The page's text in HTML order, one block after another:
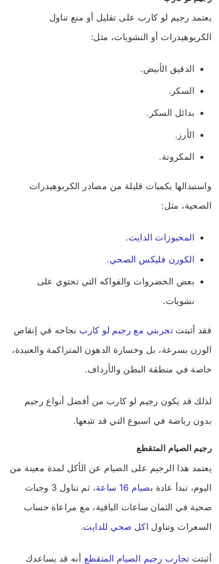
يعتمد رجيم لو كارب على تقليل أو منع تناول
الكربوهيدرات أو النشويات، مثل:
الدقيق الأبيض.
السكر.
بدائل السكر.
الأرز.
المكرونة.
واستبدالها بكميات قليلة من مصادر الكربوهيدرات
الصحية، مثل:
المخبوزات الدايت.
الكورن فليكس الصحي.
بعض الخضروات والفواكه التي تحتوي على
نشويات.
فقد أثبتت تجربتي مع رجيم لو كارب نجاحه في إنقاص
الوزن بسرعة، بل وخسارة الدهون المتراكمة والعنيدة،
خاصة في منطقة البطن والأرداف.
لذلك قد يكون رجيم لو كارب من أفضل أنواع رجيم
بدون رياضة في اسبوع التي قد تتبعها.
رجيم الصيام المتقطع
يعتمد هذا الرجيم على الصيام عن الأكل لمدة معينة من
اليوم، تبدأ عادة بصيام 16 ساعة
، ثم تناول 3 وجبات
صحية في الثمان ساعات الباقية، مع مراعاة حساب
السعرات وتناول اكل صحي للدايت.
أثبتت تجارب رجيم الصيام المتقطع أنه قد يساعدك